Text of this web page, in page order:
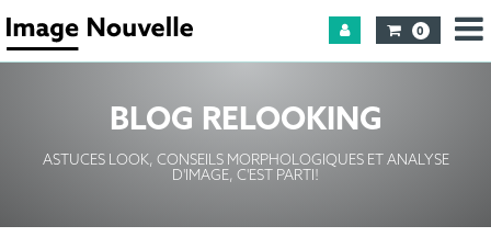
0
BLOG RELOOKING
ASTUCES LOOK, CONSEILS MORPHOLOGIQUES ET ANALYSE
D'IMAGE, C'EST PARTI!